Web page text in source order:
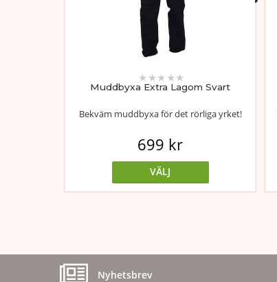
Muddbyxa Extra Lagom Svart
★ ★★ ★★
Bekväm muddbyxa för det rörliga yrket!
699 kr
VÄLJ
Nyhetsbrev